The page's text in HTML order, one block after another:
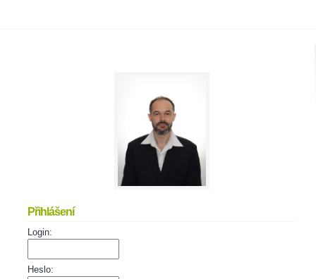
Přihlášení
Login:
Heslo: